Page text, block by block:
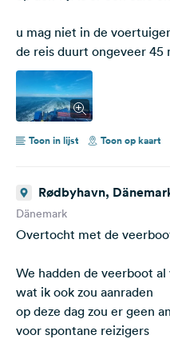
u mag niet in de
de reis duurt ongeveer 45
Toon in lijst Toon op kaart
Rødbyhavn,
Dänemark
Overtocht met de
We hadden de veerboot
wat ik ook zou aanraden
op deze dag zou er geen
voor spontane reizigers